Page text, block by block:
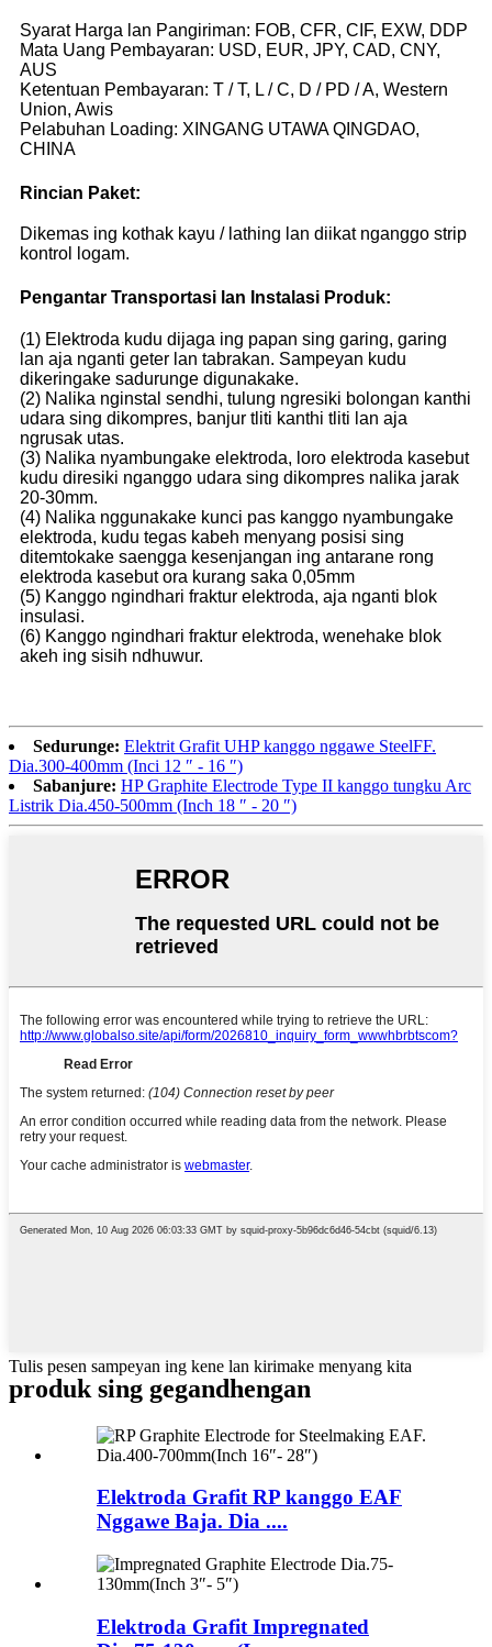
Syarat Harga lan Pangiriman: FOB, CFR, CIF, EXW, DDP
Mata Uang Pembayaran: USD, EUR, JPY, CAD, CNY,
AUS
Ketentuan Pembayaran: T / T, L / C, D / PD / A, Western
Union, Awis
Pelabuhan Loading: XINGANG UTAWA QINGDAO,
CHINA
Rincian Paket:
Dikemas ing kothak kayu / lathing lan diikat nganggo strip
kontrol logam.
Pengantar Transportasi lan Instalasi Produk:
(1) Elektroda kudu dijaga ing papan sing garing, garing
lan aja nganti geter lan tabrakan. Sampeyan kudu
dikeringake sadurunge digunakake.
(2) Nalika nginstal sendhi, tulung ngresiki bolongan kanthi
udara sing dikompres, banjur tliti kanthi tliti lan aja
ngrusak utas.
(3) Nalika nyambungake elektroda, loro elektroda kasebut
kudu diresiki nganggo udara sing dikompres nalika jarak
20-30mm.
(4) Nalika nggunakake kunci pas kanggo nyambungake
elektroda, kudu tegas kabeh menyang posisi sing
ditemtokake saengga kesenjangan ing antarane rong
elektroda kasebut ora kurang saka 0,05mm
(5) Kanggo ngindhari fraktur elektroda, aja nganti blok
insulasi.
(6) Kanggo ngindhari fraktur elektroda, wenehake blok
akeh ing sisih ndhuwur.
Sedurunge: Elektrit Grafit UHP kanggo nggawe SteelFF.
Dia.300-400mm (Inci 12 ″ - 16 ″)
Sabanjure: HP Graphite Electrode Type II kanggo tungku Arc
Listrik Dia.450-500mm (Inch 18 ″ - 20 ″)
Tulis pesen sampeyan ing kene lan kirimake menyang kita
produk sing gegandhengan
Elektroda Grafit RP kanggo EAF
Nggawe Baja. Dia ....
Elektroda Grafit Impregnated